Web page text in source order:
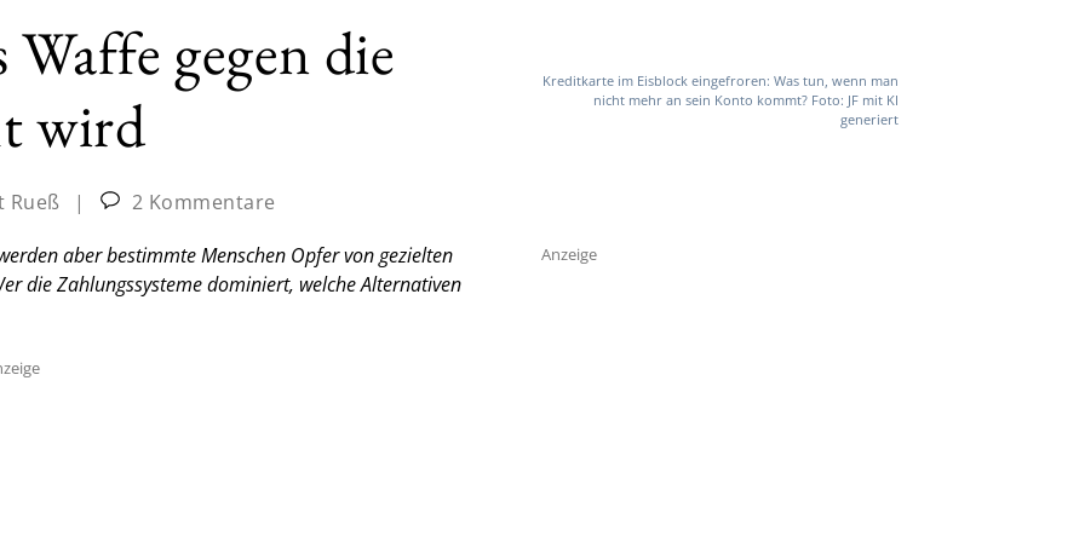
gegen die
wird
Rueß |
2 Kommentare
aber bestimmte Menschen Opfer von gezielten
die Zahlungssysteme dominiert, welche Alternativen
Kreditkarte im Eisblock eingefroren: Was tun, wenn man
nicht mehr an sein Konto kommt? Foto: JF mit KI
generiert
Anzeige